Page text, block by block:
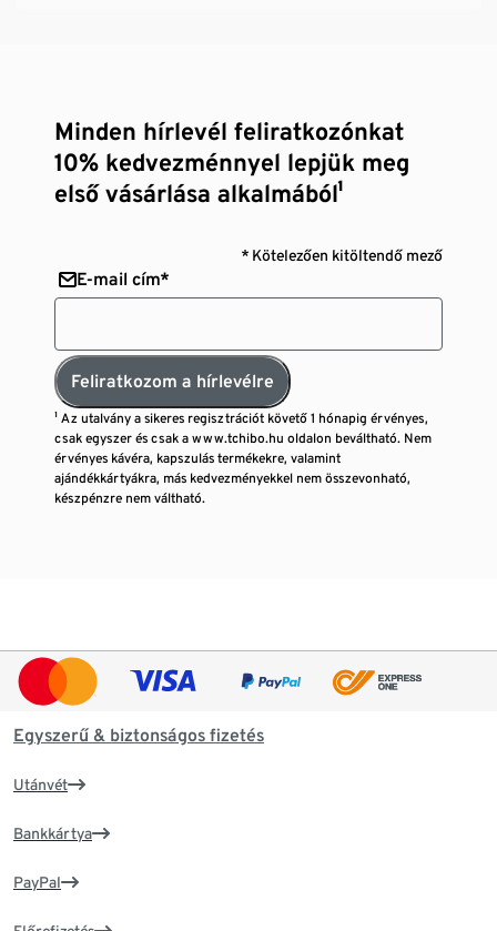
Minden hírlevél feliratkozónkat
10% kedvezménnyel lepjük meg
első vásárlása alkalmából¹
* Kötelezően kitöltendő mező
E-mail cím*
Feliratkozom a hírlevélre
¹ Az utalvány a sikeres regisztrációt követő 1 hónapig érvényes,
csak egyszer és csak a www.tchibo.hu oldalon beváltható. Nem
érvényes kávéra, kapszulás termékekre, valamint
ajándékkártyákra, más kedvezményekkel nem összevonható,
készpénzre nem váltható.
Egyszerű & biztonságos fizetés
Utánvét
Bankkártya
PayPal